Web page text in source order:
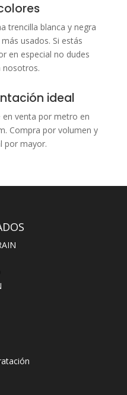
trencilla blanca y negra
usados. Si estás
en especial no dudes
nosotros.
ideal
en venta por metro en
Compra por volumen y
por mayor.